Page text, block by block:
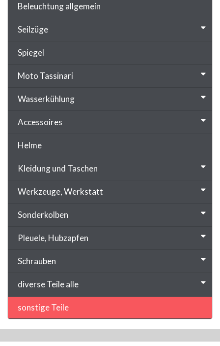
Beleuchtung allgemein
Seilzüge
Spiegel
Moto Tassinari
Wasserkühlung
Accessoires
Helme
Kleidung und Taschen
Werkzeuge, Werkstatt
Sonderkolben
Pleuele, Hubzapfen
Schrauben
diverse Teile alle
sonstige Teile